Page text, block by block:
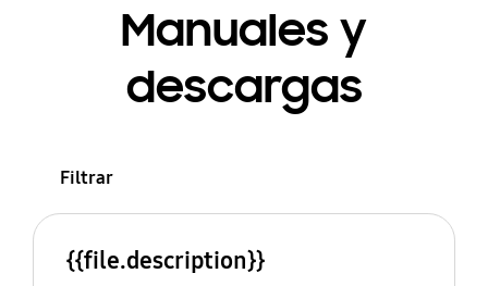
Manuales y
descargas
Filtrar
{{file.description}}